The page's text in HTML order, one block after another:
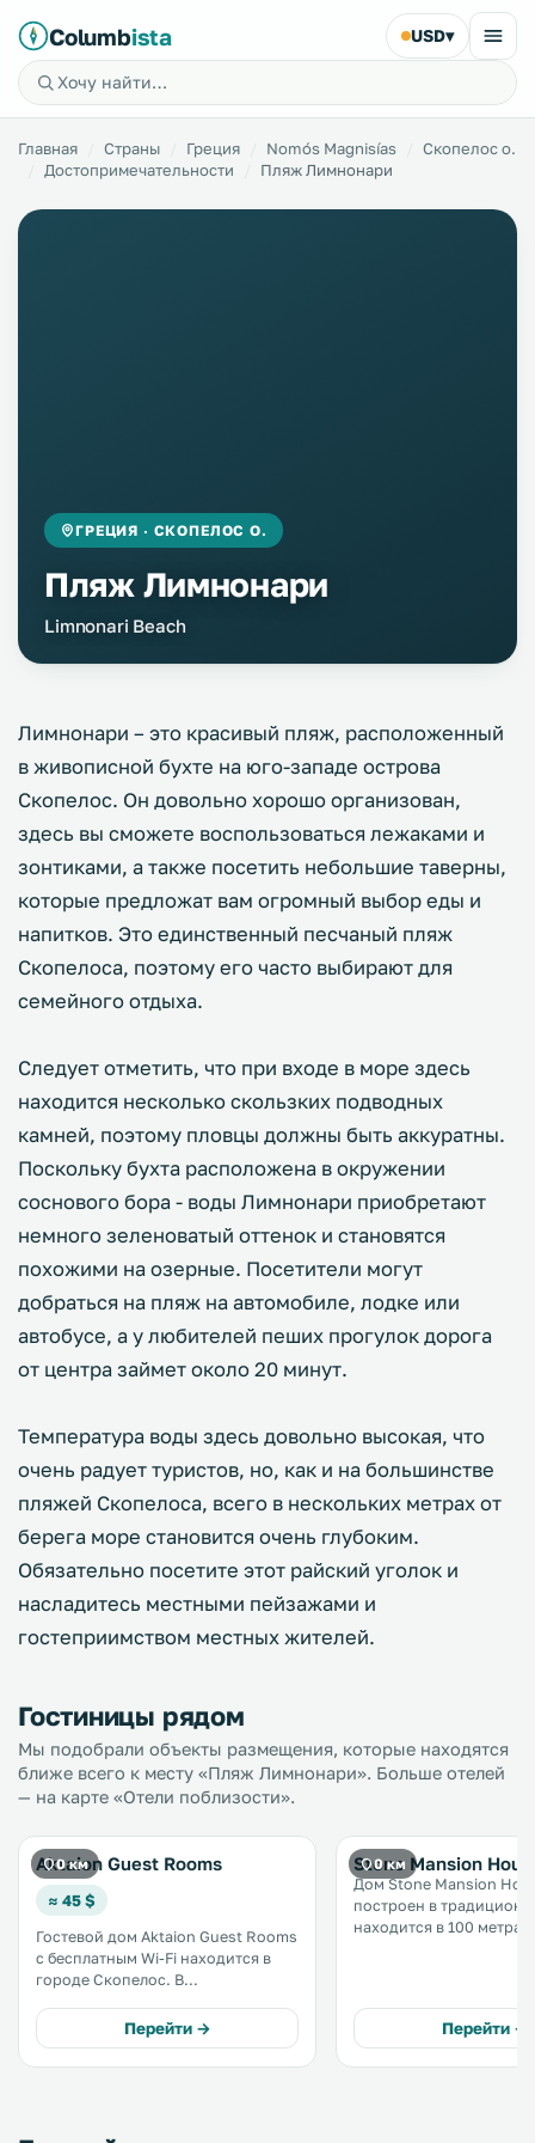
Columbista USD▾
Главная Страны Греция Nomós Magnisías
Скопелос о.
Достопримечательности
Пляж Лимнонари
ГРЕЦИЯ · СКОПЕЛОС О.
Пляж Лимнонари
Limnonari Beach
Лимнонари – это красивый пляж, расположенный
в живописной бухте на юго-западе острова
Скопелос. Он довольно хорошо организован,
здесь вы сможете воспользоваться лежаками и
зонтиками, а также посетить небольшие таверны,
которые предложат вам огромный выбор еды и
напитков. Это единственный песчаный пляж
Скопелоса, поэтому его часто выбирают для
семейного отдыха.
Следует отметить, что при входе в море здесь
находится несколько скользких подводных
камней, поэтому пловцы должны быть аккуратны.
Поскольку бухта расположена в окружении
соснового бора - воды Лимнонари приобретают
немного зеленоватый оттенок и становятся
похожими на озерные. Посетители могут
добраться на пляж на автомобиле, лодке или
автобусе, а у любителей пеших прогулок дорога
от центра займет около 20 минут.
Температура воды здесь довольно высокая, что
очень радует туристов, но, как и на большинстве
пляжей Скопелоса, всего в нескольких метрах от
берега море становится очень глубоким.
Обязательно посетите этот райский уголок и
насладитесь местными пейзажами и
гостеприимством местных жителей.
Гостиницы рядом
Мы подобрали объекты размещения, которые находятся
ближе всего к месту «Пляж Лимнонари». Больше отелей
— на карте «Отели поблизости».
0 км
Aktaion Guest Rooms
≈ 45 $
Гостевой дом Aktaion Guest Rooms
с бесплатным Wi-Fi находится в
городе Скопелос. В
плоским экраном. Гостевой дом
Aktaion Guest Rooms находится в
200 метрах от порта Скопелос и 20
Перейти →
0 км
Stone Mansion
Дом Stone Mansion
построен в
находится в 100 метрах
апартаменты с
которого открывается
Перейти →